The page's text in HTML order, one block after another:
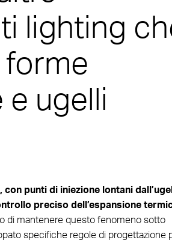
lighting
ugelli
punti di iniezione lontani
preciso dell’espansione
di mantenere questo fenomeno sotto
specifiche regole di progettazione